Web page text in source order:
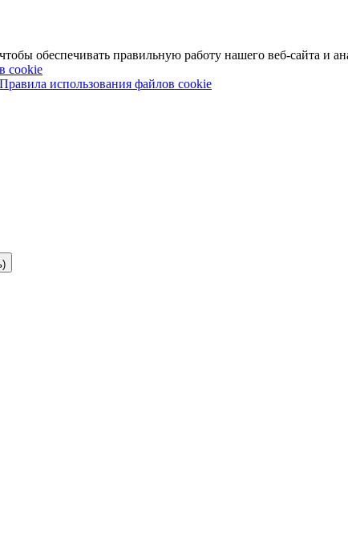
обеспечивать правильную работу нашего веб-сайта и
cookie
Правила использования файлов cookie